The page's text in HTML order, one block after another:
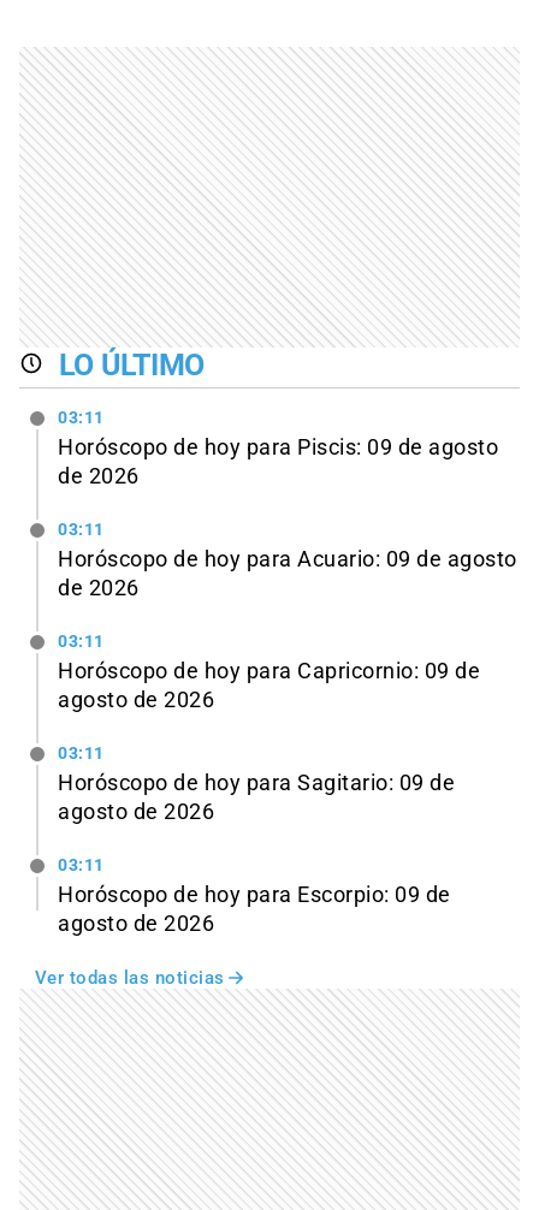
LO ÚLTIMO
03:11
Horóscopo de hoy para Piscis: 09 de agosto
de 2026
03:11
Horóscopo de hoy para Acuario: 09 de agosto
de 2026
03:11
Horóscopo de hoy para Capricornio: 09 de
agosto de 2026
03:11
Horóscopo de hoy para Sagitario: 09 de
agosto de 2026
03:11
Horóscopo de hoy para Escorpio: 09 de
agosto de 2026
Ver todas las noticias